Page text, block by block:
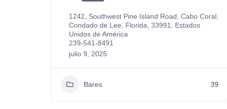
1242, Southwest Pine Island Road, Cabo Coral,
Condado de Lee, Florida, 33991, Estados
Unidos de América
239-541-8491
julio 9, 2025
Bares 39